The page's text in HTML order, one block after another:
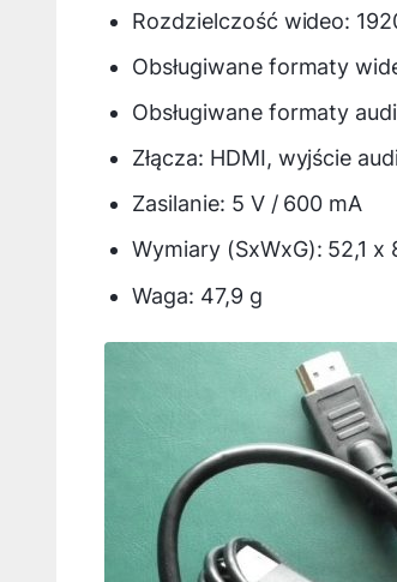
Rozdzielczość wideo:
Obsługiwane formaty
Obsługiwane formaty
Złącza: HDMI, wyjście
Zasilanie: 5 V / 600 mA
Wymiary (SxWxG): 52,1 x
Waga: 47,9 g